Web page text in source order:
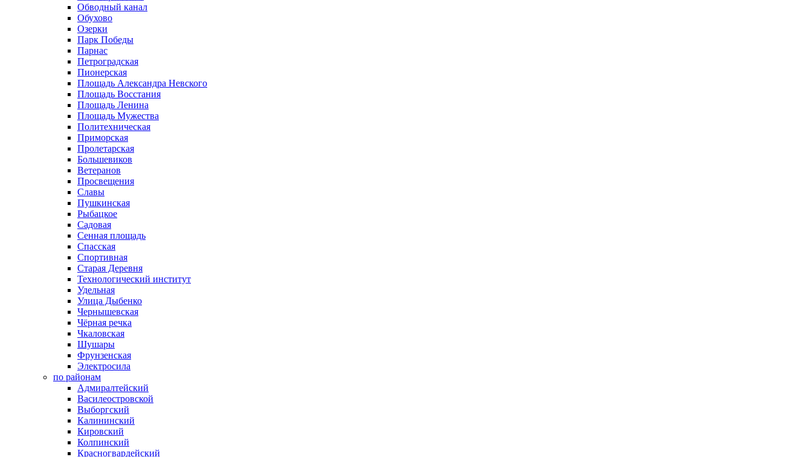
Обводный канал
Обухово
Озерки
Парк Победы
Парнас
Петроградская
Пионерская
Площадь Александра Невского
Площадь Восстания
Площадь Ленина
Площадь Мужества
Политехническая
Приморская
Пролетарская
Большевиков
Ветеранов
Просвещения
Славы
Пушкинская
Рыбацкое
Садовая
Сенная площадь
Спасская
Спортивная
Старая Деревня
Технологический институт
Удельная
Улица Дыбенко
Чернышевская
Чёрная речка
Чкаловская
Шушары
Фрунзенская
Электросила
по районам
Адмиралтейский
Василеостровской
Выборгский
Калининский
Кировский
Колпинский
Красногвардейский